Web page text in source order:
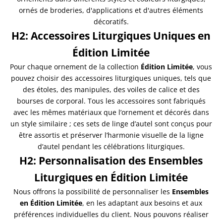
ornés de broderies, d'applications et d'autres éléments
décoratifs.
H2: Accessoires Liturgiques Uniques en
Édition Limitée
Pour chaque ornement de la collection Édition Limitée, vous
pouvez choisir des accessoires liturgiques uniques, tels que
des étoles, des manipules, des voiles de calice et des
bourses de corporal. Tous les accessoires sont fabriqués
avec les mêmes matériaux que l’ornement et décorés dans
un style similaire ; ces sets de linge d’autel sont conçus pour
être assortis et préserver l’harmonie visuelle de la ligne
d’autel pendant les célébrations liturgiques.
H2: Personnalisation des Ensembles
Liturgiques en Édition Limitée
Nous offrons la possibilité de personnaliser les Ensembles
en Édition Limitée, en les adaptant aux besoins et aux
préférences individuelles du client. Nous pouvons réaliser